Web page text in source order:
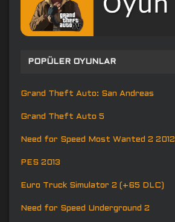
POPÜLER OYUNLAR
Grand Theft Auto: San Andreas
Grand Theft Auto 5
Need for Speed Most Wanted 2 2012
PES 2013
Euro Truck Simulator 2 (+65 DLC)
Need for Speed Underground 2